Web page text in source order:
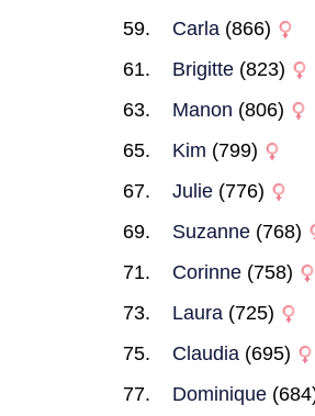
Carla (866)
Brigitte (823)
Manon (806)
Kim (799)
Julie (776)
Suzanne (768)
Corinne (758)
Laura (725)
Claudia (695)
Dominique